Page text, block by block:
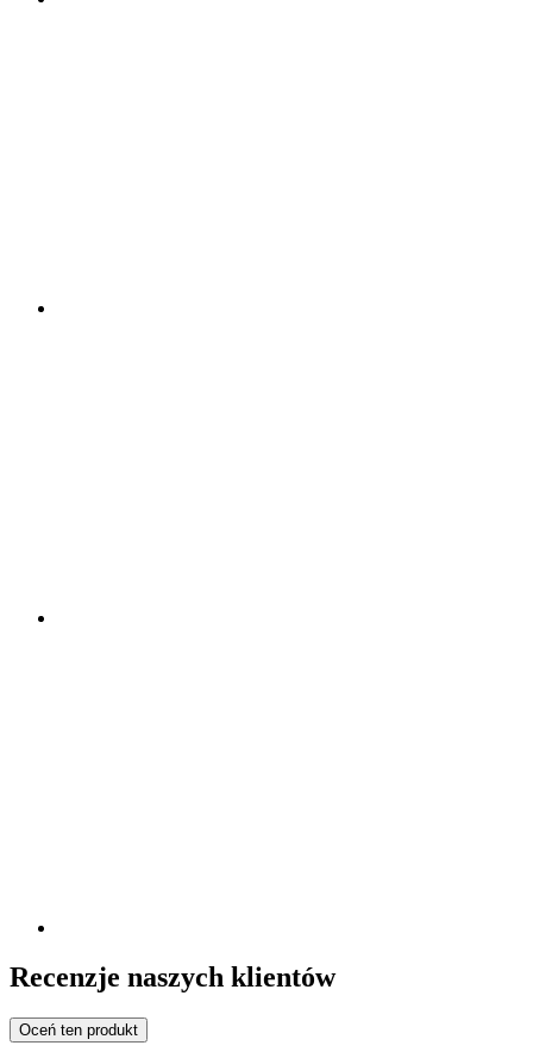
Recenzje naszych klientów
Oceń ten produkt